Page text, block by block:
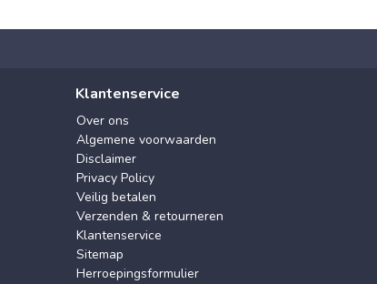
Klantenservice
Over ons
Algemene voorwaarden
Disclaimer
Privacy Policy
Veilig betalen
Verzenden & retourneren
Klantenservice
Sitemap
Herroepingsformulier